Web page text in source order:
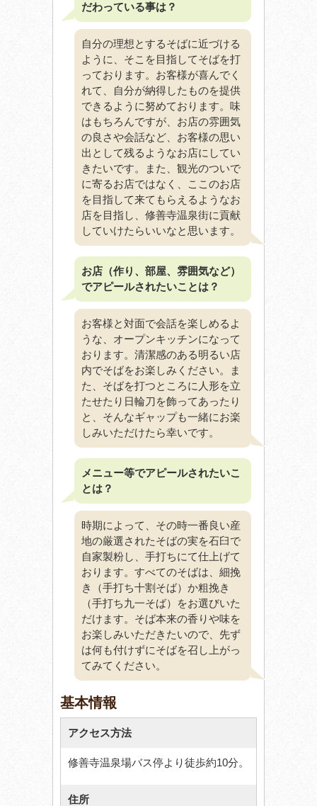
だわっている事は？
自分の理想とするそばに近づける
ように、そこを目指してそばを打
っております。お客様が喜んでく
れて、自分が納得したものを提供
できるように努めております。味
はもちろんですが、お店の雰囲気
の良さや会話など、お客様の思い
出として残るようなお店にしてい
きたいです。また、観光のついで
に寄るお店ではなく、ここのお店
を目指して来てもらえるようなお
店を目指し、修善寺温泉街に貢献
していけたらいいなと思います。
お店（作り、部屋、雰囲気など）
でアピールされたいことは？
お客様と対面で会話を楽しめるよ
うな、オープンキッチンになって
おります。清潔感のある明るい店
内でそばをお楽しみください。ま
た、そばを打つところに人形を立
たせたり日輪刀を飾ってあったり
と、そんなギャップも一緒にお楽
しみいただけたら幸いです。
メニュー等でアピールされたいこ
とは？
時期によって、その時一番良い産
地の厳選されたそばの実を石臼で
自家製粉し、手打ちにて仕上げて
おります。すべてのそばは、細挽
き（手打ち十割そば）か粗挽き
（手打ち九一そば）をお選びいた
だけます。そば本来の香りや味を
お楽しみいただきたいので、先ず
は何も付けずにそばを召し上がっ
てみてください。
基本情報
アクセス方法
修善寺温泉場バス停より徒歩約10分。
住所